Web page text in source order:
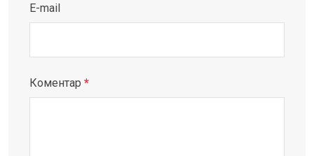
E-mail
Коментар *